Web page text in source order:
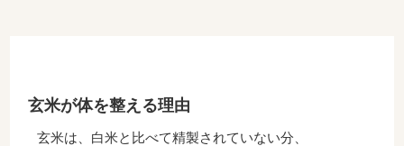
玄米が体を整える理由
玄米は、白米と比べて精製されていない分、